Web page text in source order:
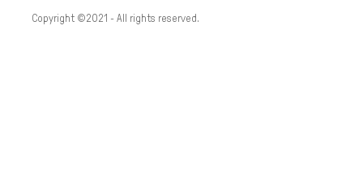
Copyright ©2021 - All rights reserved.